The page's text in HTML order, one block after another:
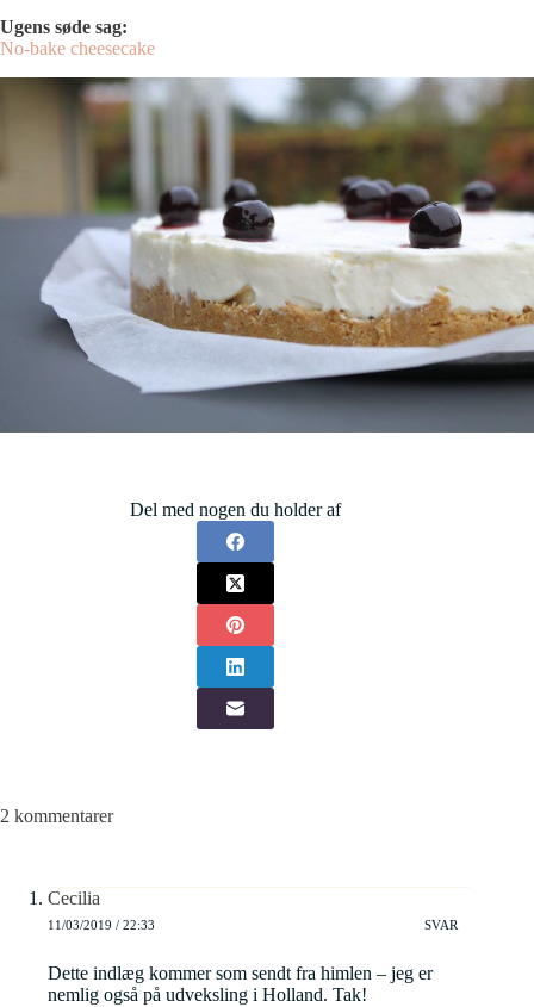
Ugens søde sag:
No-bake cheesecake
Del med nogen du holder af
2 kommentarer
Cecilia
11/03/2019 / 22:33 SVAR
Dette indlæg kommer som sendt fra himlen – jeg er
nemlig også på udveksling i Holland. Tak!